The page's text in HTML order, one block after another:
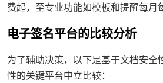
费起，至专业功能如模板和提醒每月
电子签名平台的比较分析
为了辅助决策，以下是基于文档安全
性的关键平台中立比较：